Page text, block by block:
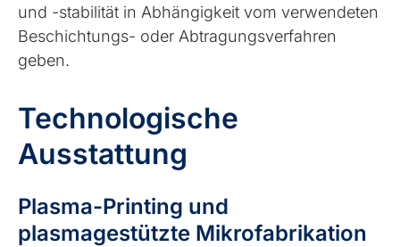
und -stabilität in Abhängigkeit vom verwendeten
Beschichtungs- oder Abtragungsverfahren
geben.
Technologische
Ausstattung
Plasma-Printing und
plasmagestützte Mikrofabrikation